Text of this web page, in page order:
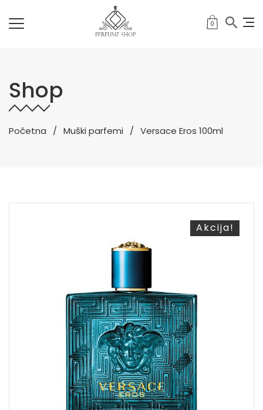
0
Shop
Početna Muški parfemi Versace Eros 100ml
Akcija!